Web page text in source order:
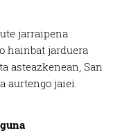
jarraipena
hainbat jarduera
asteazkenean, San
aurtengo jaiei.